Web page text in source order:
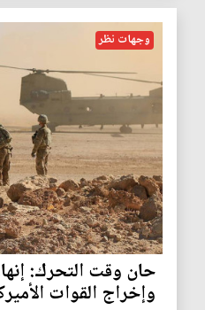
وجهات نظر
حان وقت التحرك:
وإخراج القوات